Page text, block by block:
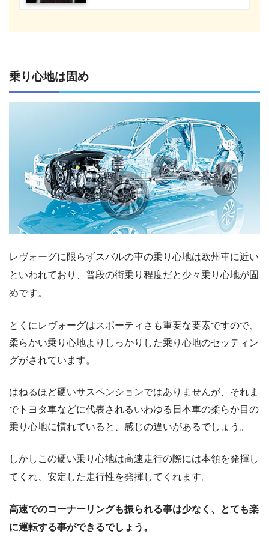
乗り心地は固め
レヴォーグに限らずスバルの車の乗り心地は欧州車に近い
といわれており、普段の街乗り程度だと少々乗り心地が固
めです。
とくにレヴォーグはスポーティさも重要な要素ですので、
柔らかい乗り心地よりしっかりした乗り心地のセッティン
グがされています。
はねるほど硬いサスペンションではありませんが、それま
でトヨタ車などに代表されるいわゆる日本車の柔らか目の
乗り心地に慣れていると、感じの違いがあるでしょう。
しかしこの硬い乗り心地は高速走行の際には本領を発揮し
てくれ、安定した走行性を発揮してくれます。
高速でのコーナーリングも振られる事は少なく、とても楽
に運転する事ができるでしょう。